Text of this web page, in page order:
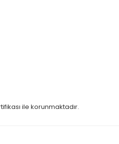
ile korunmaktadır.